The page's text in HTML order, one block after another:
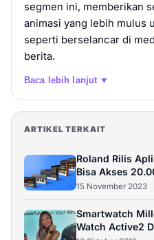
segmen ini, memberikan
animasi yang lebih mulus
seperti berselancar di
berita.
Baca lebih lanjut ▼
ARTIKEL TERKAIT
Roland Rilis
Bisa Akses
15 November 2023
Smartwatch
Watch Active2